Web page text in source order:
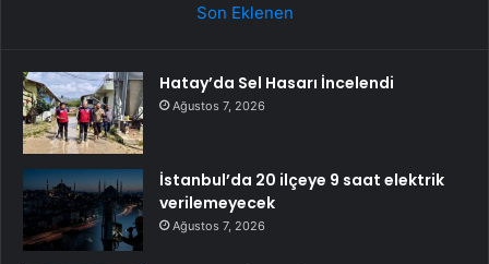
Son Eklenen
Hatay’da Sel Hasarı İncelendi
Ağustos 7, 2026
İstanbul’da 20 ilçeye 9 saat elektrik
verilemeyecek
Ağustos 7, 2026